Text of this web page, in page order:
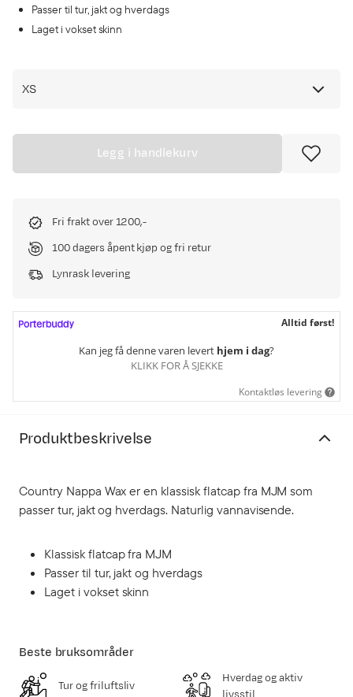
Passer til tur, jakt og hverdags
Laget i vokset skinn
XS
Legg i handlekurv
Fri frakt over 1200,-
100 dagers åpent kjøp og fri retur
Lynrask levering
Alltid først!
Kan jeg få denne varen levert hjem i dag?
KLIKK FOR Å SJEKKE
Kontaktløs levering
Produktbeskrivelse
Country Nappa Wax er en klassisk flatcap fra MJM som
passer tur, jakt og hverdags. Naturlig vannavisende.
Klassisk flatcap fra MJM
Passer til tur, jakt og hverdags
Laget i vokset skinn
Beste bruksområder
Tur og friluftsliv
Hverdag og aktiv